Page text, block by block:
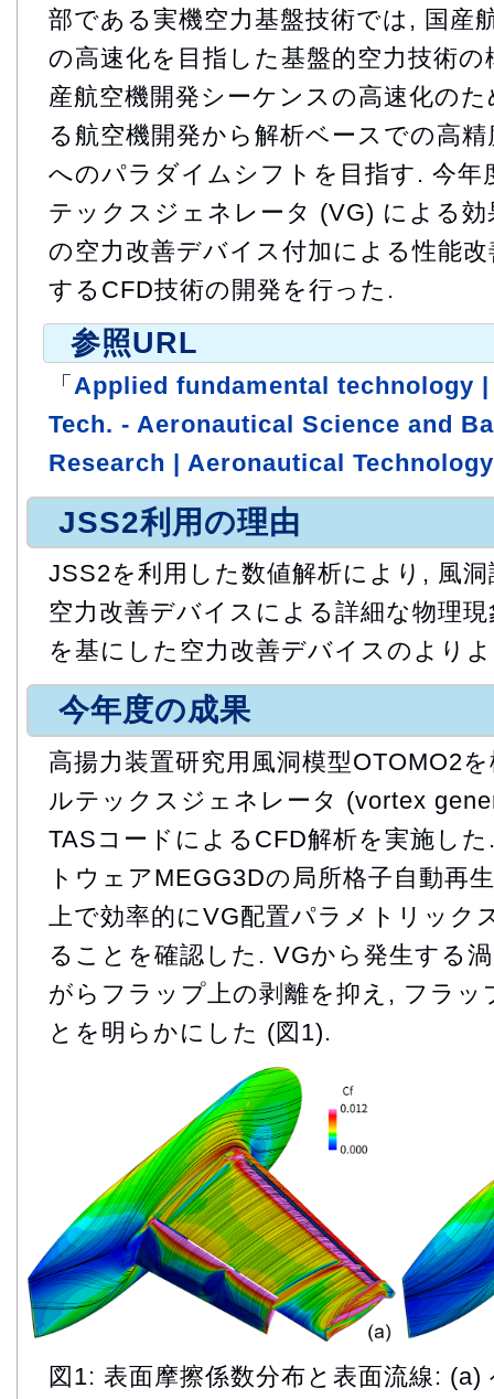
部である実機空力基盤技術では, 国産
の高速化を目指した基盤的空力技術
産航空機開発シーケンスの高速化の
る航空機開発から解析ベースでの高
へのパラダイムシフトを目指す. 今年
テックスジェネレータ (VG) による
の空力改善デバイス付加による性能
するCFD技術の開発を行った.
参照URL
「 Applied fundamental technology
Tech. - Aeronautical Science and
Research | Aeronautical
JSS2利用の理由
JSS2を利用した数値解析により, 風
空力改善デバイスによる詳細な物理
を基にした空力改善デバイスのより
今年度の成果
高揚力装置研究用風洞模型OTOMO2
ルテックスジェネレータ (vortex
TASコードによるCFD解析を実施し
トウェアMEGG3Dの局所格子自動再
上で効率的にVG配置パラメトリック
ることを確認した. VGから発生する
がらフラップ上の剥離を抑え, フラッ
とを明らかにした (図1).
図1: 表面摩擦係数分布と表面流線: